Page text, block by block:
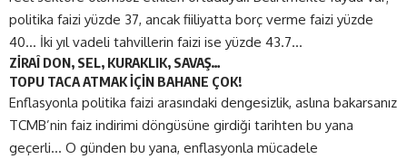
politika faizi yüzde 37, ancak fiiliyatta borç verme faizi yüzde
40… İki yıl vadeli tahvillerin faizi ise yüzde 43.7…
ZİRAÎ DON, SEL, KURAKLIK, SAVAŞ…
TOPU TACA ATMAK İÇİN BAHANE ÇOK!
Enflasyonla politika faizi arasındaki dengesizlik, aslına bakarsanız
TCMB’nin faiz indirimi döngüsüne girdiği tarihten bu yana
geçerli… O günden bu yana, enflasyonla mücadele